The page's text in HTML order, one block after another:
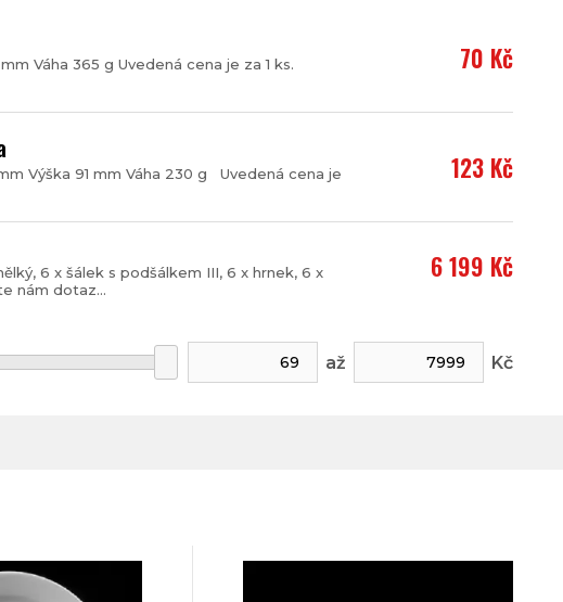
Váha 365 g Uvedená cena je za 1 ks.
70 Kč
Výška 91 mm Váha 230 g Uvedená cena je
123 Kč
6 x šálek s podšálkem III, 6 x hrnek, 6 x
nám dotaz...
6 199 Kč
až Kč